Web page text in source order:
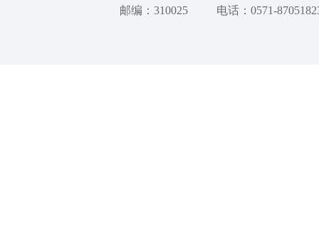
邮编：310025 电话：0571-